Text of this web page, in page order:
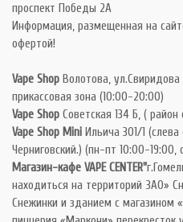
проспект Победы 2А
Информация, размещенная на
офертой!
Vape Shop Волотова,
прикассовая зона (10:00-20:00)
Vape Shop Советская 134 Б, (
Vape Shop Mini Ильича 301/1
Черниговский.) (пн-пт 10:00-19:00,
Магазин-кафе VAPE CENTER"
находиться на территорий ЗАО»
Снежинки и зданием с магазином